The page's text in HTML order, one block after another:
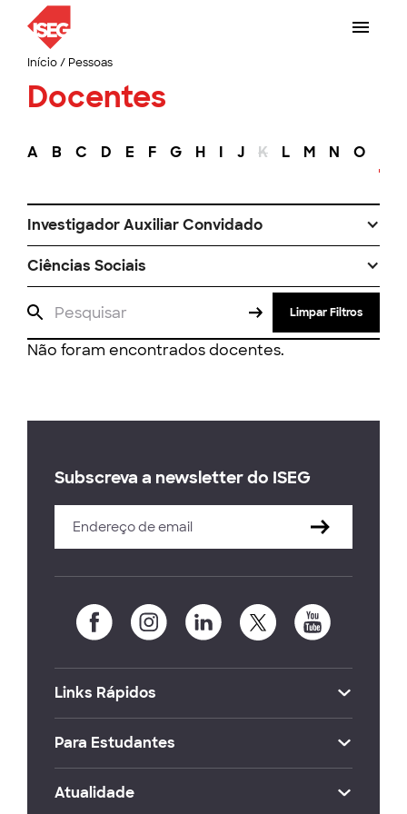
Início/ Pessoas
Docentes
A B C D E F G H I J K L M N O
Investigador Auxiliar Convidado
Ciências Sociais
Limpar Filtros
Não foram encontrados docentes.
Subscreva a newsletter do ISEG
Links Rápidos
Para Estudantes
Atualidade